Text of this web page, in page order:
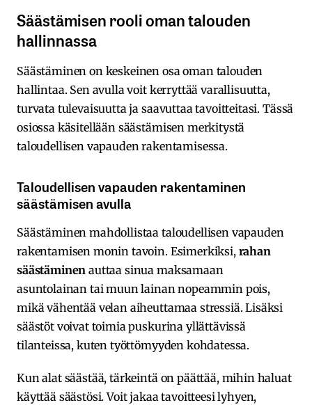
Säästämisen rooli oman talouden
hallinnassa
Säästäminen on keskeinen osa oman talouden
hallintaa. Sen avulla voit kerryttää varallisuutta,
turvata tulevaisuutta ja saavuttaa tavoitteitasi. Tässä
osiossa käsitellään säästämisen merkitystä
taloudellisen vapauden rakentamisessa.
Taloudellisen vapauden rakentaminen
säästämisen avulla
Säästäminen mahdollistaa taloudellisen vapauden
rakentamisen monin tavoin. Esimerkiksi, rahan
säästäminen auttaa sinua maksamaan
asuntolainan tai muun lainan nopeammin pois,
mikä vähentää velan aiheuttamaa stressiä. Lisäksi
säästöt voivat toimia puskurina yllättävissä
tilanteissa, kuten työttömyyden kohdatessa.
Kun alat säästää, tärkeintä on päättää, mihin haluat
käyttää säästösi. Voit jakaa tavoitteesi lyhyen,